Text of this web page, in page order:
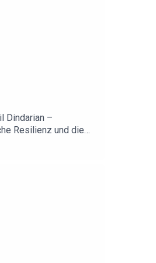
Dindarian –
Resilienz und die
Entscheidend
bleibt besonders